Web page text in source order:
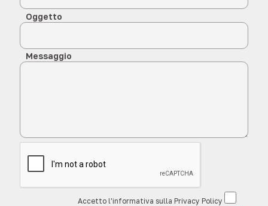
Oggetto
Messaggio
Accetto l'informativa sulla Privacy Policy